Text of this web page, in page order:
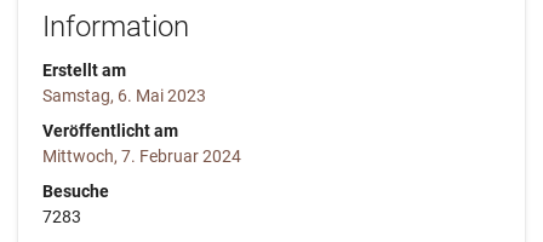
Information
Erstellt am
Samstag, 6. Mai 2023
Veröffentlicht am
Mittwoch, 7. Februar 2024
Besuche
7283